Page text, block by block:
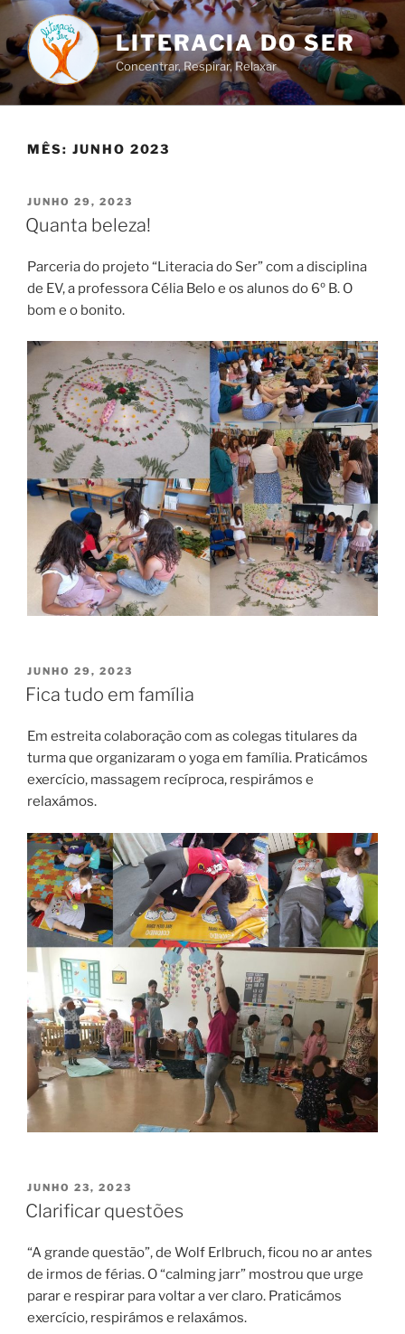
Saltar
para
o
conteúdo
LITERACIA DO SER
Concentrar, Respirar, Relaxar
MÊS: JUNHO 2023
PUBLICADO
EM
JUNHO 29, 2023
Quanta beleza!
Parceria do projeto “Literacia do Ser” com a disciplina
de EV, a professora Célia Belo e os alunos do 6º B. O
bom e o bonito.
PUBLICADO
EM
JUNHO 29, 2023
Fica tudo em família
Em estreita colaboração com as colegas titulares da
turma que organizaram o yoga em família. Praticámos
exercício, massagem recíproca, respirámos e
relaxámos.
PUBLICADO
EM
JUNHO 23, 2023
Clarificar questões
“A grande questão”, de Wolf Erlbruch, ficou no ar antes
de irmos de férias. O “calming jarr” mostrou que urge
parar e respirar para voltar a ver claro. Praticámos
exercício, respirámos e relaxámos.